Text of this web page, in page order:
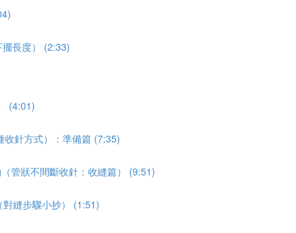
長度） (2:33)
(4:01)
針方式）：準備篇 (7:35)
管狀不間斷收針：收縫篇） (9:51)
縫步驟小抄） (1:51)